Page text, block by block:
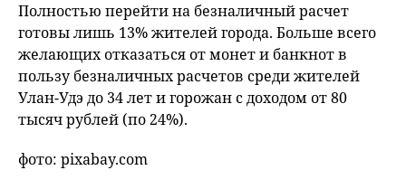
Полностью перейти на безналичный расчет
готовы лишь 13% жителей города. Больше всего
желающих отказаться от монет и банкнот в
пользу безналичных расчетов среди жителей
Улан-Удэ до 34 лет и горожан с доходом от 80
тысяч рублей (по 24%).
фото: pixabay.com